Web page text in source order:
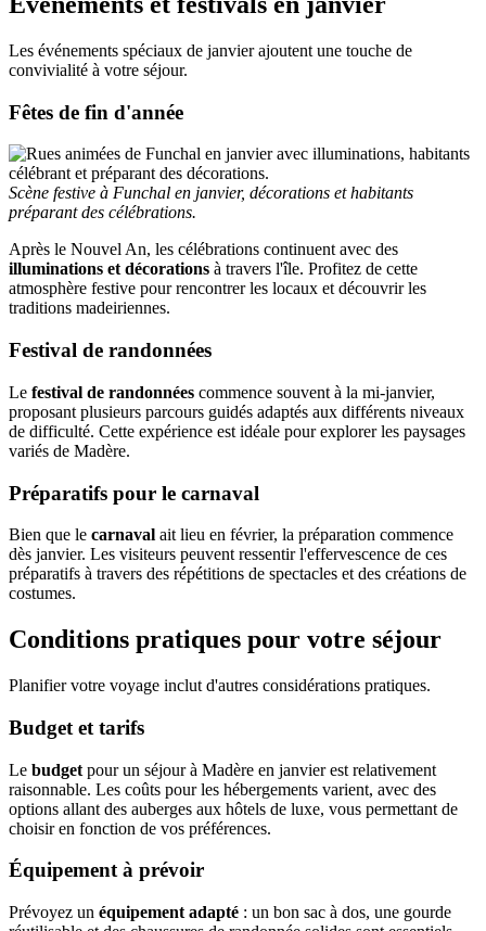
Les événements spéciaux de janvier ajoutent une touche de
convivialité à votre séjour.
Fêtes de fin d'année
Scène festive à Funchal en janvier, décorations et habitants
préparant des célébrations.
Après le Nouvel An, les célébrations continuent avec des
illuminations et décorations à travers l'île. Profitez de cette
atmosphère festive pour rencontrer les locaux et découvrir les
traditions madeiriennes.
Festival de randonnées
Le festival de randonnées commence souvent à la mi-janvier,
proposant plusieurs parcours guidés adaptés aux différents niveaux
de difficulté. Cette expérience est idéale pour explorer les paysages
variés de Madère.
Préparatifs pour le carnaval
Bien que le carnaval ait lieu en février, la préparation commence
dès janvier. Les visiteurs peuvent ressentir l'effervescence de ces
préparatifs à travers des répétitions de spectacles et des créations de
costumes.
Conditions pratiques pour votre séjour
Planifier votre voyage inclut d'autres considérations pratiques.
Budget et tarifs
Le budget pour un séjour à Madère en janvier est relativement
raisonnable. Les coûts pour les hébergements varient, avec des
options allant des auberges aux hôtels de luxe, vous permettant de
choisir en fonction de vos préférences.
Équipement à prévoir
Prévoyez un équipement adapté : un bon sac à dos, une gourde